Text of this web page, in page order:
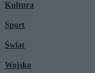
Kultura
Sport
Świat
Wojsko